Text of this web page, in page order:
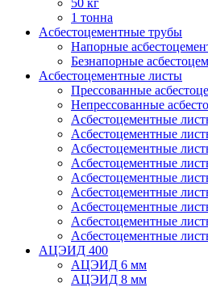
50 кг
1 тонна
Асбестоцементные трубы
Напорные
Безнапорные
Асбестоцементные листы
Прессованные
Непрессованные
Асбестоцементные
Асбестоцементные
Асбестоцементные
Асбестоцементные
Асбестоцементные
Асбестоцементные
Асбестоцементные
Асбестоцементные
Асбестоцементные
АЦЭИД 400
АЦЭИД 6 мм
АЦЭИД 8 мм